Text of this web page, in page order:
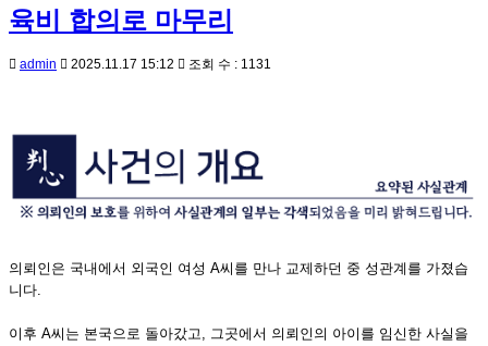
육비 합의로 마무리
admin 2025.11.17 15:12 조회 수 : 1131
의뢰인은 국내에서 외국인 여성 A씨를 만나 교제하던 중 성관계를 가졌습
니다.
이후 A씨는 본국으로 돌아갔고, 그곳에서 의뢰인의 아이를 임신한 사실을